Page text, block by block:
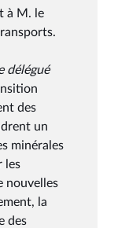
à M. le
délégué
des
un
minérales
les
nouvelles
la
des